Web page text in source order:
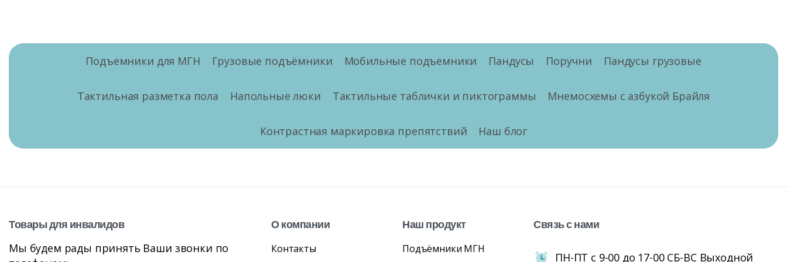
Подъемники для МГН Грузовые подъёмники Мобильные подъемники Пандусы Поручни Пандусы грузовые
Тактильная разметка пола Напольные люки Тактильные таблички и пиктограммы Мнемосхемы с азбукой Брайля
Контрастная маркировка препятствий Наш блог
Товарыдля инвалидов
Мы будем рады принять Ваши звонки по
Окомпании
Контакты
Наш продукт
Подъёмники МГН
Связьснами
ПН-ПТ с 9-00 до 17-00 СБ-ВС Выходной